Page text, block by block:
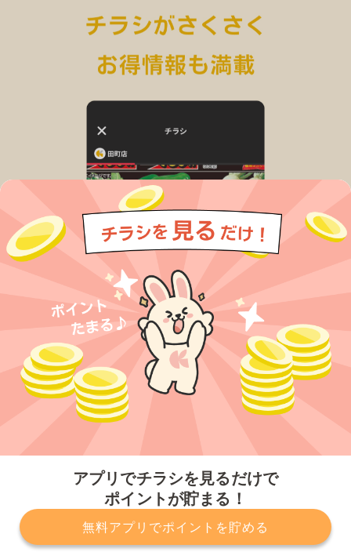
アプリでチラシを見るだけで
ポイントが貯まる！
無料アプリでポイントを貯める
プライバシーポリシー 利用規約 運営会社